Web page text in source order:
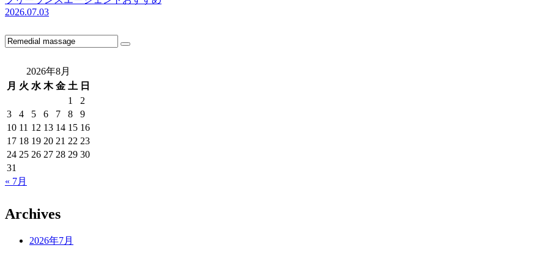
2026.07.03
2026年8月
月 火 水 木 金 土 日
1
2
3
4 5 6 7 8
9
10 11 12 13 14 15 16
17 18 19 20 21 22 23
24 25 26 27 28 29 30
31
« 7月
Archives
2026年7月